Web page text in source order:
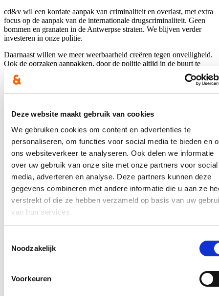
Deze website maakt gebruik van cookies
We gebruiken cookies om content en advertenties te
personaliseren, om functies voor social media te bieden en
ons websiteverkeer te analyseren. Ook delen we informatie
over uw gebruik van onze site met onze partners voor social
media, adverteren en analyse. Deze partners kunnen deze
gegevens combineren met andere informatie die u aan ze
verstrekt of die ze hebben verzameld op basis van uw
van hun services.
Noodzakelijk
Voorkeuren
cd&v wil een kordate aanpak van criminaliteit en overlast, met extra
focus op de aanpak van de internationale drugscriminaliteit. Geen
bommen en granaten in de Antwerpse straten. We blijven verder
investeren in onze politie.
Daarnaast willen we meer weerbaarheid creëren tegen onveiligheid.
Ook de oorzaken aanpakken, door de politie altijd in de buurt te
houden. Met nabijheidspolitie, wijkwerking en andere
veiligheidsfuncties, zoals gemeenschapswachten en sfeercoaches.
meisjes en vrouwen, meer zorgcentra voor slachtoffers na seksueel
kindtoets voor de politie.
Met ons bent u in veilige handen!
Hou me op de hoogte
Ontvang mijn nieuwsbrief.
Ja, ik wens de nieuwsbrief van Annelies Verlinden te ontvangen op
bovenstaand mailadres*